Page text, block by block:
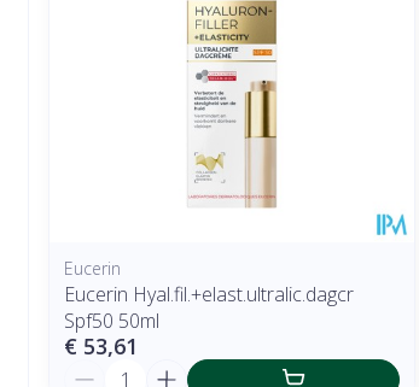
Eucerin
Eucerin Hyal.fil.+elast.ultralic.dagcr
Spf50 50ml
€ 53,61
Aantal